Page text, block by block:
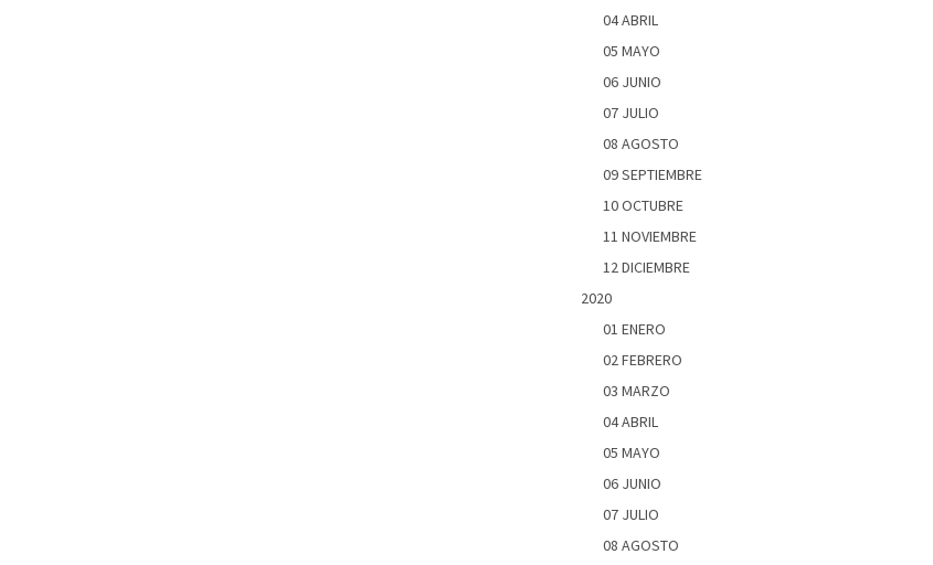
04 ABRIL
05 MAYO
06 JUNIO
07 JULIO
08 AGOSTO
09 SEPTIEMBRE
10 OCTUBRE
11 NOVIEMBRE
12 DICIEMBRE
2020
01 ENERO
02 FEBRERO
03 MARZO
04 ABRIL
05 MAYO
06 JUNIO
07 JULIO
08 AGOSTO